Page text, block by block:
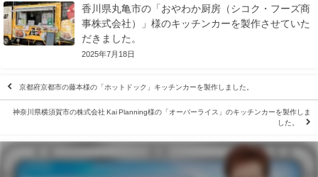
香川県丸亀市の「おやわか厨房（シコク・フーズ商
事株式会社）」様のキッチンカーを製作させていた
だきました。
2025年7月18日
京都府京都市の藤本様の「ホットドック」キッチンカーを製作しました。
神奈川県横須賀市の株式会社 Kai Planning様の「オーバーライス」のキッチンカーを製作しま
した。